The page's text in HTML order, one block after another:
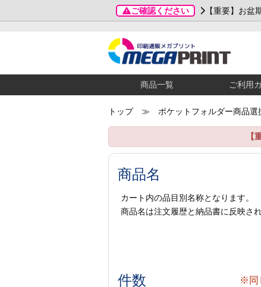
ご確認ください 【重要】お盆
商品一覧 ご利用
トップ≫ ポケットフォルダー商品選
【
商品名
カート内の品目別名称となります。
商品名は注文履歴と納品書に反映され
件数 ※同